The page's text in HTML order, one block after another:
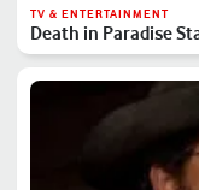
TV & ENTERTAINMENT
Death in Paradise